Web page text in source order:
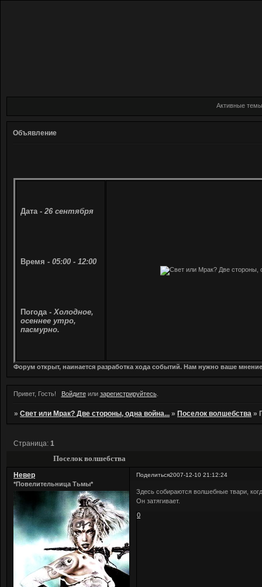
Активные темы
Объявление
Дата - 26 сентября
Время - 05:00 - 12:00
Погода - Холодное,
осеннее утро,
пасмурно.
Форум открыт, наинается разработка хода событий. Нам нужно ваше
Привет, Гость! Войдитеили зарегистрируйтесь.
»Свет или Мрак? Две стороны, одна война... » Поселок волшебства »
Поселок волшебства
Страница:1
Поделиться2007-12-10 21:12:24
Невер
*Повелительница Тьмы*
Здесь собираются волшебные твари,
Он затягивает.
0